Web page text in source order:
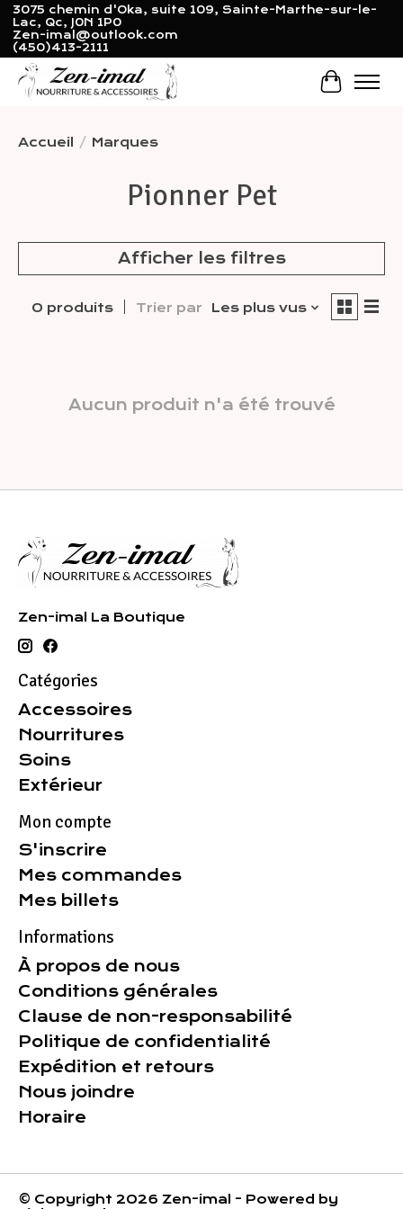
3075 chemin d'Oka, suite 109, Sainte-Marthe-sur-le-
Lac, Qc, J0N 1P0
Zen-imal@outlook.com
(450)413-2111
Panier
Accueil / Marques
Pionner Pet
Afficher les filtres
0 produits Trier par Les plus vus
Aucun produit n'a été trouvé
Zen-imal La Boutique
Catégories
Accessoires
Nourritures
Soins
Extérieur
Mon compte
S'inscrire
Mes commandes
Mes billets
Informations
À propos de nous
Conditions générales
Clause de non-responsabilité
Politique de confidentialité
Expédition et retours
Nous joindre
Horaire
© Copyright 2026 Zen-imal - Powered by